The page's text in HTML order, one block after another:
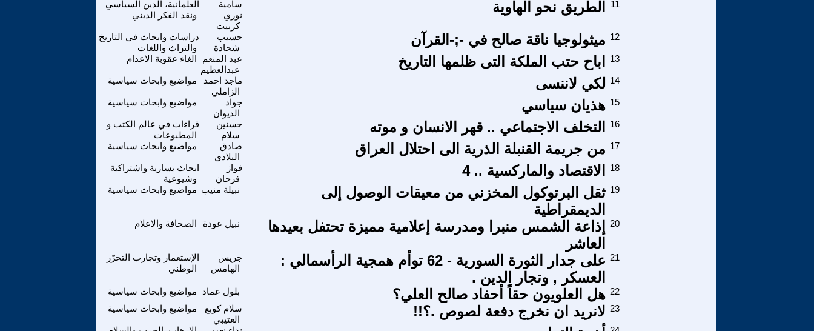
العلمانية، الدين السياسي
ونقد الفكر الديني
سامية
نوري
كربيت
الطريق نحو الهاوية 11
دراسات وابحاث في التاريخ
والتراث واللغات
حسيب
شحادة
ميثولوجيا ناقة صالح في‏ ‬-;-القرآن 12
الغاء عقوبة الاعدام
عبد المنعم
عبدالعظيم
اباح حتب الملكة التى ظلمها التاريخ 13
مواضيع وابحاث سياسية
ماجد احمد
الزاملي
لكي لاننسى 14
مواضيع وابحاث سياسية
جواد
الديوان
هذيان سياسي 15
قراءات في عالم الكتب و
المطبوعات
حسنين
سلام
التخلف الاجتماعي .. قهر الانسان و موته 16
مواضيع وابحاث سياسية
صادق
البلادي
من جريمة القنبلة الذرية الى احتلال العراق 17
ابحاث يسارية واشتراكية
وشيوعية
فواز
فرحان
الاقتصاد والماركسية .. 4 18
مواضيع وابحاث سياسية نبيلة منيب
ثقل البرتوكول المخزني من معيقات الوصول إلى
الديمقراطية
19
الصحافة والاعلام نبيل عودة
إذاعة الشمس منبرا ومدرسة إعلامية مميزة تحتفل بعيدها
العاشر
20
الإستعمار وتجارب التحرّر
الوطني
جريس
الهامس
على جدار الثورة السورية - 62 توأم همجية الرأسمالي :
العسكر , وتجار الدين .
21
مواضيع وابحاث سياسية بلول عماد هل العلويون حقاً أحفاد صالح العلي؟ 22
مواضيع وابحاث سياسية
سلام كوبع
العتيبي
لانريد ان نخرج دفعة لصوص .؟!! 23